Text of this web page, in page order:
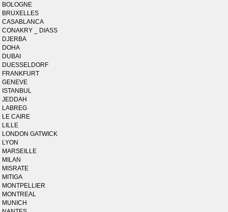
BOLOGNE
BRUXELLES
CASABLANCA
CONAKRY _ DIASS
DJERBA
DOHA
DUBAI
DUESSELDORF
FRANKFURT
GENEVE
ISTANBUL
JEDDAH
LABREG
LE CAIRE
LILLE
LONDON GATWICK
LYON
MARSEILLE
MILAN
MISRATE
MITIGA
MONTPELLIER
MONTREAL
MUNICH